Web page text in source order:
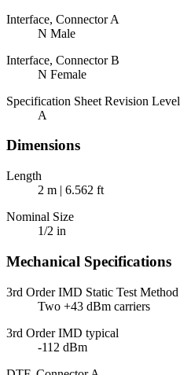
Interface, Connector A
N Male
Interface, Connector B
N Female
Specification Sheet Revision Level
A
Dimensions
Length
2 m | 6.562 ft
Nominal Size
1/2 in
Mechanical Specifications
3rd Order IMD Static Test Method
Two +43 dBm carriers
3rd Order IMD typical
-112 dBm